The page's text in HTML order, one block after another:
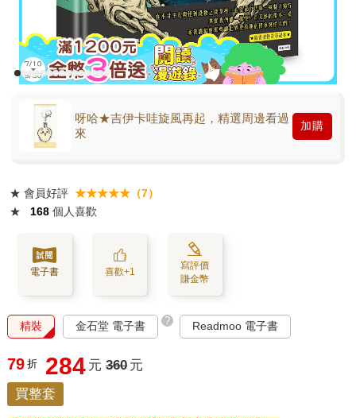
呀哈★吉伊卡哇旋風再起，精選周邊看過
來
加購
★ 會員好評 ★★★★★（7）
★
168 個人喜歡
電子書 喜歡+1
寫評價
賺金幣
精裝 金石堂 電子書 ? Readmoo 電子書
79 折 284 元 360 元
買整套